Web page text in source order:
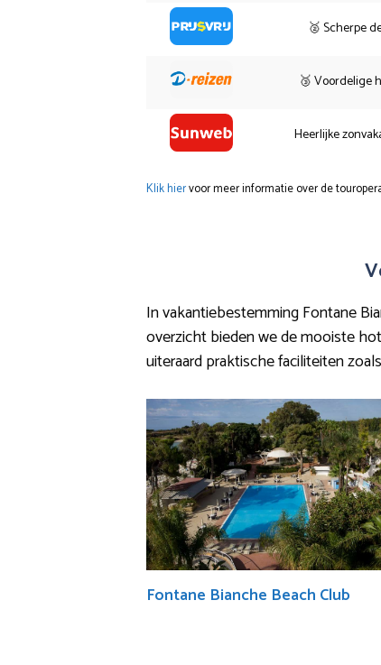
🥈 Scherpe
🥉 Voordelige
Heerlijke
Klik hiervoor meer informatie over de
In vakantiebestemming Fontane
overzicht bieden we de mooiste
uiteraard praktische faciliteiten
Fontane Bianche Beach Club